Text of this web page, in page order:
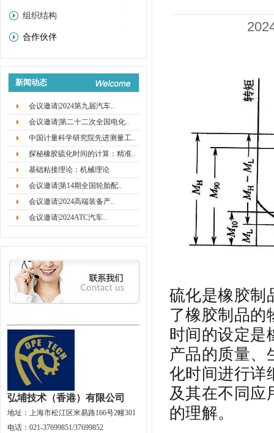
组织结构
合作伙伴
新闻动态
会议邀请|2024第九届汽车..
会议邀请|第二十二次全国电化..
中国计量科学研究院先进测量工..
探秘橡胶硫化时间的计算：精准..
基础粘接理论：机械理论
会议邀请|第14期全国轮胎配..
会议邀请|2024高端装备产..
会议邀请|2024ATC汽车..
弘埔技术（香港）有限公司
地址： 上海市松江区米易路166号2幢301
电话：021-37699851/37699852
硫化是橡胶制
了橡胶制品的
时间的设定是
产品的质量、
化时间进行详
及其在不同应
的理解。